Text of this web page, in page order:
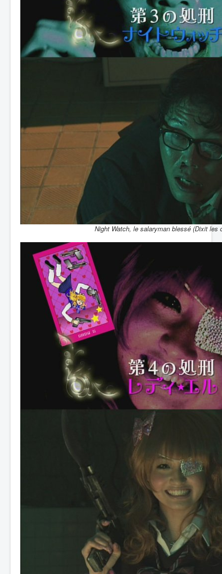
Night Watch, le salaryman blessé (Dixit les